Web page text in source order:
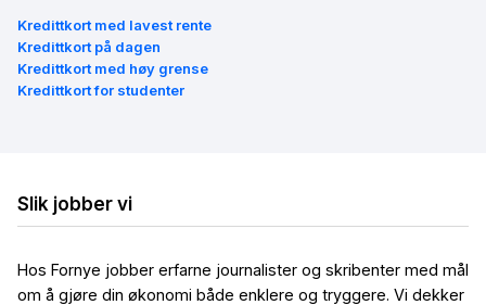
Kredittkort med lavest rente
Kredittkort på dagen
Kredittkort med høy grense
Kredittkort for studenter
Slik jobber vi
Hos Fornye jobber erfarne journalister og skribenter med mål
om å gjøre din økonomi både enklere og tryggere. Vi dekker